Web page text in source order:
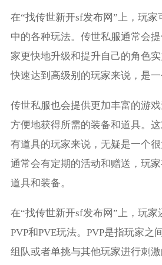
在“找传世新开sf发布网”上，玩
中的各种玩法。传世私服通常会
家更快地升级和提升自己的角色
快速达到高级别的玩家来说，是一
传世私服也会提供更加丰富的游
方便地获得所需的装备和道具。
有道具的玩家来说，无疑是一个
通常会有定期的活动和赠送，玩
道具和装备。
在“找传世新开sf发布网”上，玩家
PVP和PVE玩法。PVP是指玩家之
组队或者单挑与其他玩家进行刺